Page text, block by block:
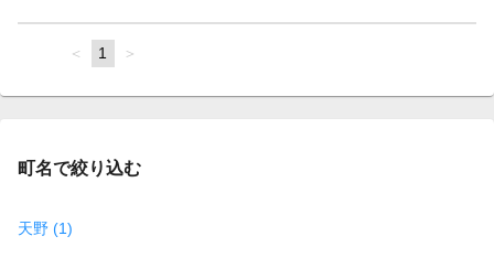
page
You're
page
1 page
町名で絞り込む
天野 (1)